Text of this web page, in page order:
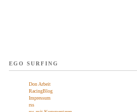
EGO SURFING
Don Arbeit
RacingBlog
Impressum
rss